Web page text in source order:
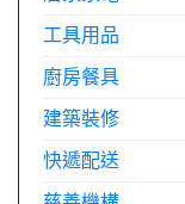
工具用品
廚房餐具
建築裝修
快遞配送